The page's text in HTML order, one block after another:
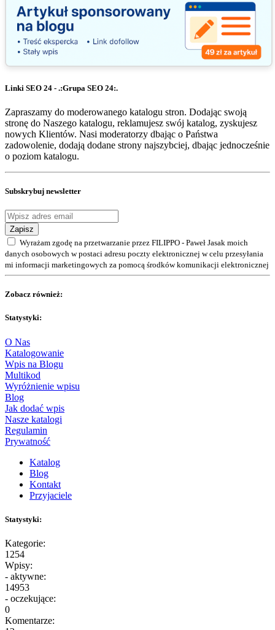
Linki SEO 24 - .:Grupa SEO 24:.
Zapraszamy do moderowanego katalogu stron. Dodając swoją
stronę do Naszego katalogu, reklamujesz swój katalog, zyskujesz
nowych Klientów. Nasi moderatorzy dbając o Państwa
zadowolenie, dodają dodane strony najszybciej, dbając jednocześnie
o poziom katalogu.
Subskrybuj newsletter
Zapisz
Wyrażam zgodę na przetwarzanie przez FILIPPO - Paweł Jasak moich
danych osobowych w postaci adresu poczty elektronicznej w celu przesyłania
mi informacji marketingowych za pomocą środków komunikacji elektronicznej
Zobacz również:
Statystyki:
O Nas
Katalogowanie
Wpis na Blogu
Multikod
Wyróżnienie wpisu
Blog
Jak dodać wpis
Nasze katalogi
Regulamin
Prywatność
Katalog
Blog
Kontakt
Przyjaciele
Statystyki:
Kategorie:
1254
Wpisy:
- aktywne:
14953
- oczekujące:
0
Komentarze: